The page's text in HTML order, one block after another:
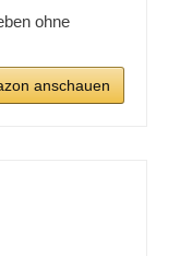
ohne
anschauen